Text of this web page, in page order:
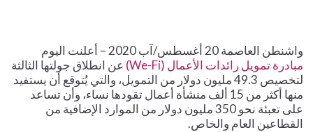
واشنطن العاصمة 20 أغسطس/آب 2020 – أعلنت اليوم
مبادرة تمويل رائدات الأعمال (We-Fi)
عن انطلاق جولتها الثالثة
لتخصيص 49.3 مليون دولار من التمويل، والتي يُتوقع أن يستفيد
منها أكثر من 15 ألف منشأة أعمال تقودها نساء، وأن تساعد
على تعبئة نحو 350 مليون دولار من الموارد الإضافية من
القطاعين العام والخاص.